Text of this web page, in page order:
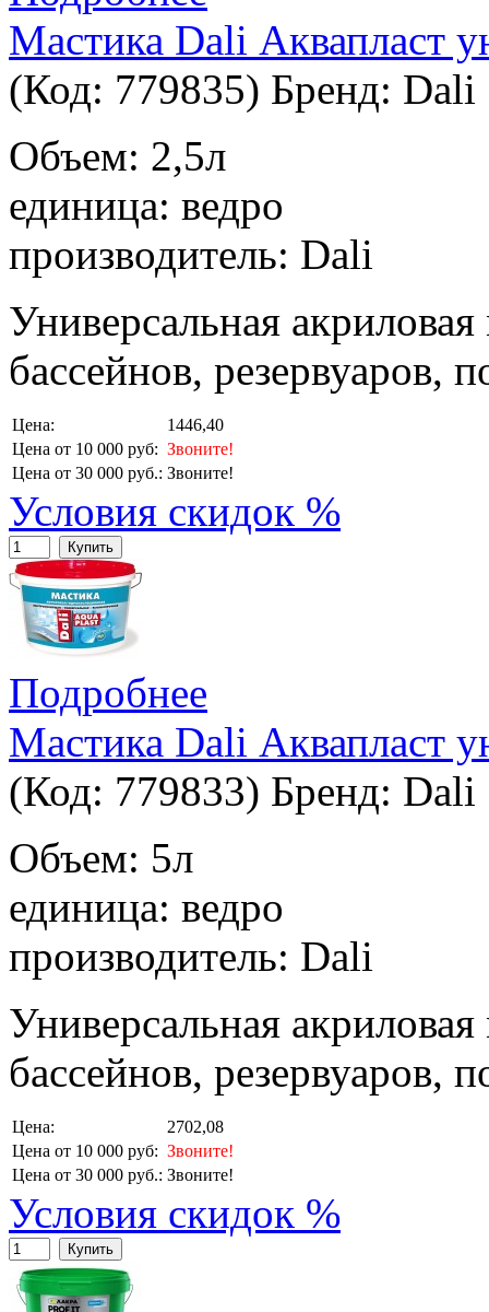
Мастика Dali Аквапласт
(Код: 779835) Бренд: Dali
Объем: 2,5л
единица: ведро
производитель: Dali
Универсальная
бассейнов, резервуаров,
Цена:
1446,40
Цена от 10 000 руб: Звоните!
Цена от 30 000 руб.: Звоните!
Условия скидок %
Купить
Подробнее
Мастика Dali Аквапласт
(Код: 779833) Бренд: Dali
Объем: 5л
единица: ведро
производитель: Dali
Универсальная
бассейнов, резервуаров,
Цена:
2702,08
Цена от 10 000 руб: Звоните!
Цена от 30 000 руб.: Звоните!
Условия скидок %
Купить